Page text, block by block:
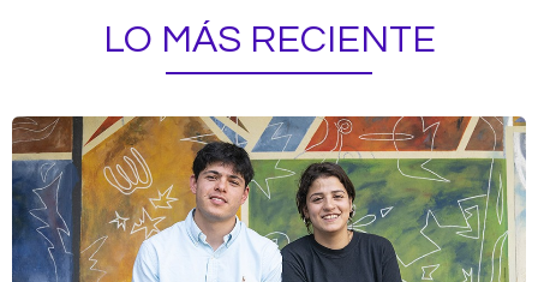
LO MÁS RECIENTE